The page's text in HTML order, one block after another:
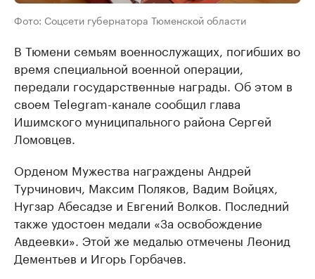
Фото: Соцсети губернатора Тюменской области
В Тюмени семьям военнослужащих, погибших во
время специальной военной операции,
передали государственные награды. Об этом в
своем Telegram-канале сообщил глава
Ишимского муниципального района Сергей
Ломовцев.
Орденом Мужества награждены Андрей
Турчинович, Максим Поляков, Вадим Войцях,
Нугзар Абесадзе и Евгений Волков. Последний
также удостоен медали «За освобождение
Авдеевки». Этой же медалью отмечены Леонид
Дементьев и Игорь Горбачев.